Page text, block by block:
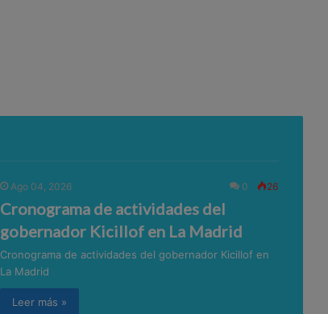
Ago 04, 2026 0 26
Cronograma de actividades del
gobernador Kicillof en La Madrid
Cronograma de actividades del gobernador Kicillof en
La Madrid
Leer más »